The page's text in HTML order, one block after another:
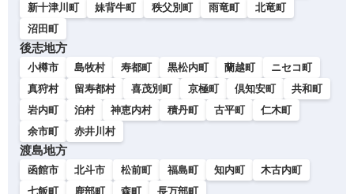
新十津川町
妹背牛町 秩父別町 雨竜町
北竜町
沼田町
後志地方
小樽市 島牧村 寿都町 黒松内町 蘭越町
ニセコ町
真狩村
留寿都村 喜茂別町 京極町 倶知安町
共和町
岩内町
泊村 神恵内村 積丹町 古平町
仁木町
余市町
赤井川村
渡島地方
函館市 北斗市 松前町 福島町 知内町
木古内町
七飯町
鹿部町 森町 長万部町